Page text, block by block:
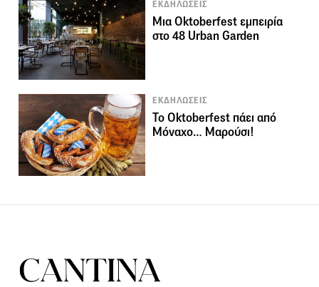
ΕΚΔΗΛΩΣΕΙΣ
Μια Oktoberfest εμπειρία
στο 48 Urban Garden
ΕΚΔΗΛΩΣΕΙΣ
Το Oktoberfest πάει από
Μόναχο… Μαρούσι!